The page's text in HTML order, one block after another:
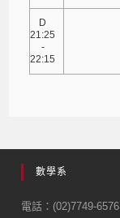
D
21:25
-
22:15
數學系
電話：(02)7749-6576